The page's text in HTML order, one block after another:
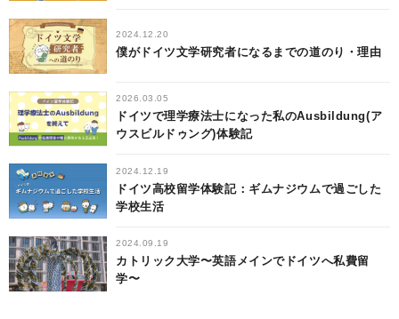
2024.12.20
僕がドイツ文学研究者になるまでの道のり・理由
2026.03.05
ドイツで理学療法士になった私のAusbildung(ア
ウスビルドゥング)体験記
2024.12.19
ドイツ高校留学体験記：ギムナジウムで過ごした
学校生活
2024.09.19
カトリック大学〜英語メインでドイツへ私費留
学〜